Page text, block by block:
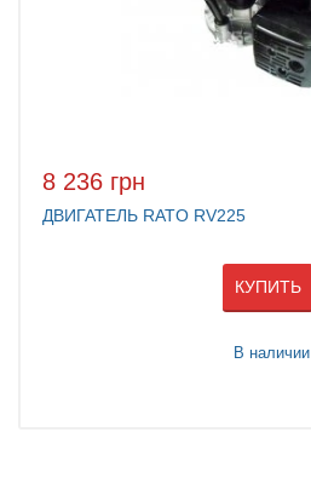
8 236 грн
ДВИГАТЕЛЬ RATO RV225
КУПИТЬ
В наличии